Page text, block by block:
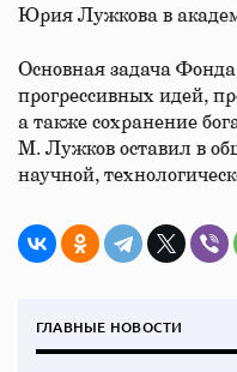
Юрия Лужкова в
Основная задача
прогрессивных идей,
а также сохранение
М. Лужков оставил в
научной,
ГЛАВНЫЕ НОВОСТИ